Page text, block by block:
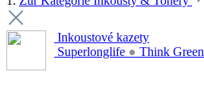
Inkoustové kazety
Superlonglife ● Think Green